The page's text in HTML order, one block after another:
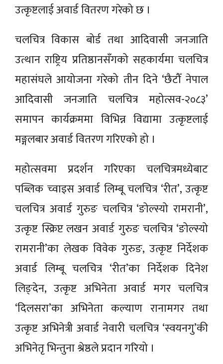
उत्कृष्टलाई अवार्ड वितरण गरेको छ ।
चलचित्र विकास बोर्ड तथा आदिवासी जनजाति
उत्थान राष्ट्रिय प्रतिष्ठानसँगको सहकार्यमा चलचित्र
महासंघले आयोजना गरेको तीन दिने ‘छैटौँ नेपाल
आदिवासी जनजाति चलचित्र महोत्सव-२०८३’
समापन कार्यक्रममा विभिन्न विद्यामा उत्कृष्टलाई
मङ्गलबार अवार्ड वितरण गरिएको हो ।
महोत्सवमा प्रदर्शन गरिएका चलचित्रमध्येबाट
पब्लिक च्वाइस अवार्ड लिम्बू चलचित्र ‘रीत’, उत्कृष्ट
चलचित्र अवार्ड गुरुङ चलचित्र ‘ङोल्स्यो रामरानी’,
उत्कृष्ट स्क्रिप्ट लखन अवार्ड गुरुङ चलचित्र ‘ङोल्स्यो
रामरानी’का लेखक विवेक गुरुङ, उत्कृष्ट निर्देशक
अवार्ड लिम्बू चलचित्र ‘रीत’का निर्देशक दिनेश
लिङ्देन, उत्कृष्ट अभिनेता अवार्ड मगर चलचित्र
‘दिलसरा’का अभिनेता कल्याण रानामगर तथा
उत्कृष्ट अभिनेत्री अवार्ड नेवारी चलचित्र ‘स्वयनगु’की
अभिनेतृ भिन्तुना श्रेष्ठले प्रदान गरियो ।